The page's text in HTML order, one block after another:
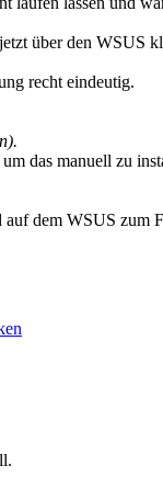
über den WSUS
recht eindeutig.
das manuell zu
dem WSUS zum